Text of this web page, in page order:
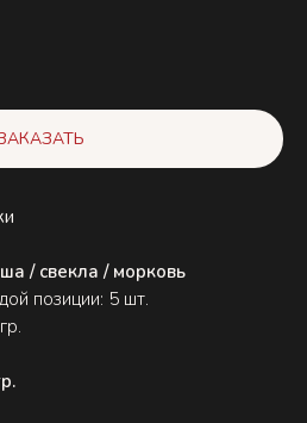
/ свекла / морковь
позиции: 5 шт.